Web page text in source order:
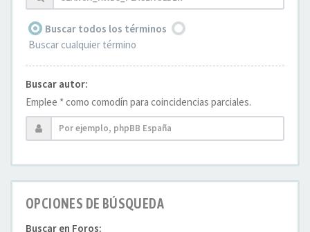
Buscar todos los términos
Buscar cualquier término
Buscar autor:
Emplee * como comodín para coincidencias parciales.
OPCIONES DE BÚSQUEDA
Buscar en Foros: